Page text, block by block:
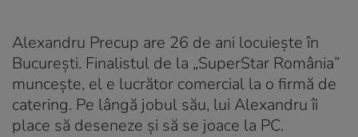
Alexandru Precup are 26 de ani locuiește în
București. Finalistul de la „SuperStar România”
muncește, el e lucrător comercial la o firmă de
catering. Pe lângă jobul său, lui Alexandru îi
place să deseneze și să se joace la PC.